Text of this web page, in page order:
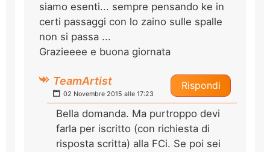
siamo esenti... sempre pensando ke in
certi passaggi con lo zaino sulle spalle
non si passa ...
Grazieeee e buona giornata
Rispondi
TeamArtist
02 Novembre 2015 alle 17:23
Bella domanda. Ma purtroppo devi
farla per iscritto (con richiesta di
risposta scritta) alla FCi. Se poi sei